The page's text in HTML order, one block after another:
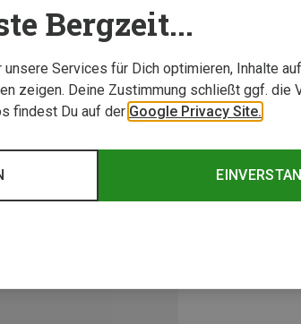
Bergzeit...
Services für Dich optimieren, Inhalte
zeigen. Deine Zustimmung schließt ggf. die
findest Du auf der Google Privacy Site.